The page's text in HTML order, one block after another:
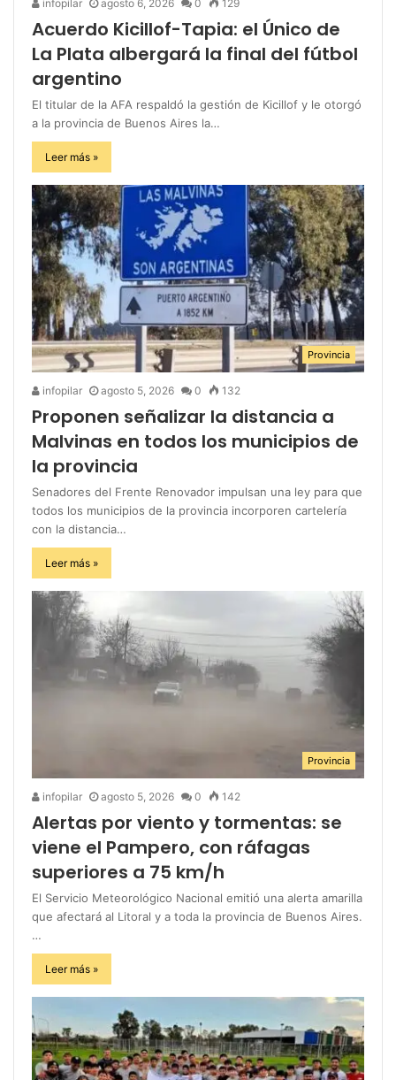
infopilar agosto 6, 2026 0 129
Acuerdo Kicillof-Tapia: el Único de
La Plata albergará la final del fútbol
argentino
El titular de la AFA respaldó la gestión de Kicillof y le otorgó
a la provincia de Buenos Aires la…
Leer más »
Provincia
infopilar agosto 5, 2026 0 132
Proponen señalizar la distancia a
Malvinas en todos los municipios de
la provincia
Senadores del Frente Renovador impulsan una ley para que
todos los municipios de la provincia incorporen cartelería
con la distancia…
Leer más »
Provincia
infopilar agosto 5, 2026 0 142
Alertas por viento y tormentas: se
viene el Pampero, con ráfagas
superiores a 75 km/h
El Servicio Meteorológico Nacional emitió una alerta amarilla
que afectará al Litoral y a toda la provincia de Buenos Aires.
…
Leer más »